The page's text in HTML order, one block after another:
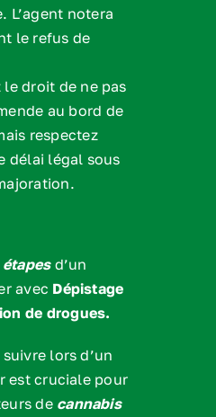
L’agent notera
le refus de
le droit de ne pas
au bord de
respectez
délai légal sous
étapesd’un
avec Dépistage
de drogues.
lors d’un
est cruciale pour
de cannabis